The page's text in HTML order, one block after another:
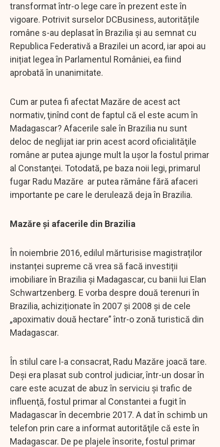
transformat într-o lege care în prezent este în
vigoare. Potrivit surselor DCBusiness, autoritățile
române s-au deplasat în Brazilia și au semnat cu
Republica Federativă a Brazilei un acord, iar apoi au
inițiat legea în Parlamentul României, ea fiind
aprobată în unanimitate.
Cum ar putea fi afectat Mazăre de acest act
normativ, ţinînd cont de faptul că el este acum în
Madagascar? Afacerile sale în Brazilia nu sunt
deloc de neglijat iar prin acest acord oficialităţile
române ar putea ajunge mult la uşor la fostul primar
al Constanţei. Totodată, pe baza noii legi, primarul
fugar Radu Mazăre ar putea rămâne fără afaceri
importante pe care le derulează deja în Brazilia.
Mazăre și afacerile din Brazilia
În noiembrie 2016, edilul mărturisise magistraților
instanței supreme că vrea să facă investiții
imobiliare în Brazilia și Madagascar, cu banii lui Elan
Schwartzenberg. E vorba despre două terenuri în
Brazilia, achiziționate în 2007 și 2008 și de cele
„apoximativ două hectare” într-o zonă turistică din
Madagascar.
În stilul care l-a consacrat, Radu Mazăre joacă tare.
Deşi era plasat sub control judiciar, într-un dosar în
care este acuzat de abuz în serviciu şi trafic de
influenţă, fostul primar al Constantei a fugit în
Madagascar în decembrie 2017. A dat în schimb un
telefon prin care a informat autorităţile că este în
Madagascar. De pe plajele însorite, fostul primar